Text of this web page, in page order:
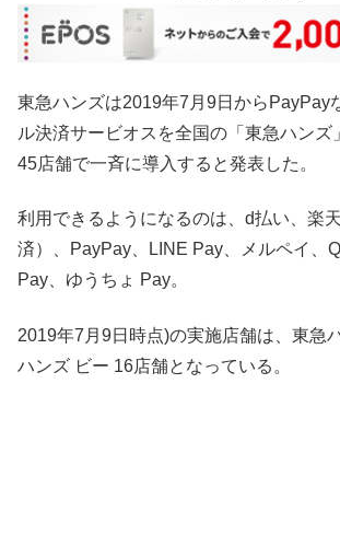
東急ハンズは2019年7月9日からPayPay
ル決済サービオスを全国の「東急ハンズ
45店舗で一斉に導入すると発表した。
利用できるようになるのは、d払い、楽
済）、PayPay、LINE Pay、メルペイ、
Pay、ゆうちょ Pay。
2019年7月9日時点)の実施店舗は、東急
ハンズ ビー 16店舗となっている。